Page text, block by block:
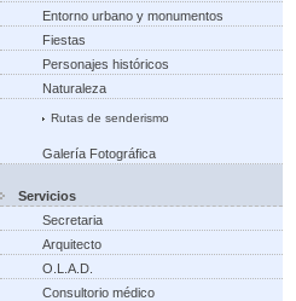
Entorno urbano y monumentos
Fiestas
Personajes históricos
Naturaleza
Rutas de senderismo
Galería Fotográfica
Servicios
Secretaria
Arquitecto
O.L.A.D.
Consultorio médico